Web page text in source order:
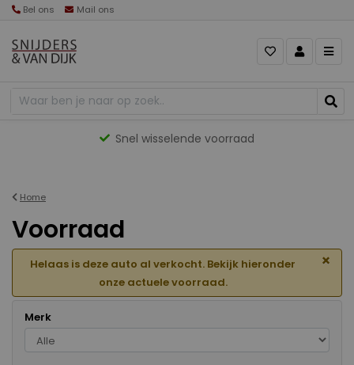
Bel ons Mail ons
Gevarieerd aanbod
Home
Voorraad
Helaas is deze auto al verkocht. Bekijk hieronder
onze actuele voorraad.
×
Merk